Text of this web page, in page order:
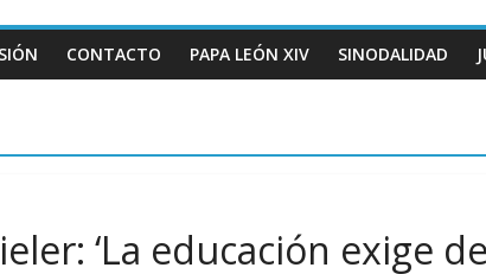
CONTACTO PAPA LEÓN XIV SINODALIDAD
‘La educación exige